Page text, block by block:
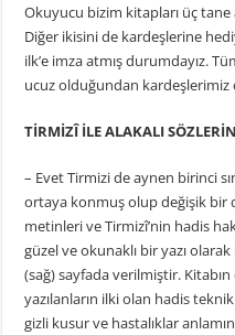
Okuyucu bizim kitapları üç
Diğer ikisini de kardeşlerine
ilk’e imza atmış durumdayız.
ucuz olduğundan kardeşlerimiz
TİRMİZÎ İLE ALAKALI
– Evet Tirmizi de aynen birinci
ortaya konmuş olup değişik bir
metinleri ve Tirmizî’nin hadis
güzel ve okunaklı bir yazı
(sağ) sayfada verilmiştir.
yazılanların ilki olan hadis
gizli kusur ve hastalıklar